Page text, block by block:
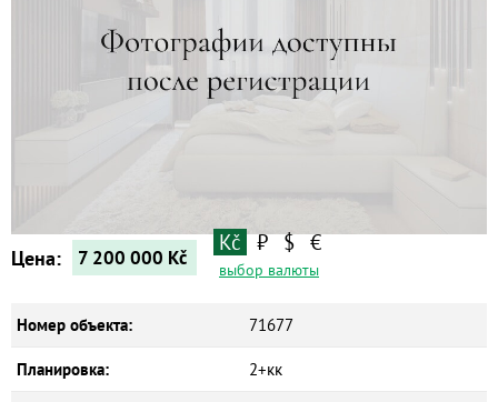
Цена: 7 200 000 Kč
Kč ₽ $ €
выбор валюты
Номер объекта: 71677
Планировка: 2+кк